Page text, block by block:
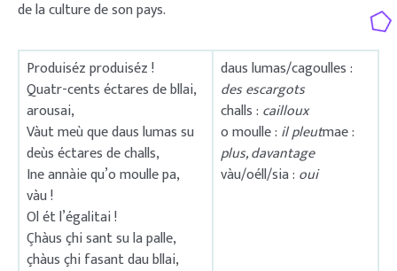
de la culture de son pays.
Produiséz produiséz !
Quatr-cents éctares de bllai,
arousai,
Vàut meù que daus lumas su
deùs éctares de challs,
Ine annàie qu’o moulle pa,
vàu !
Ol ét l’égalitai !
Çhàus çhi sant su la palle,
çhàus çhi fasant dau bllai,
daus lumas/cagoulles :
des escargots
challs : cailloux
o moulle : il pleutmae :
plus, davantage
vàu/oéll/sia : oui